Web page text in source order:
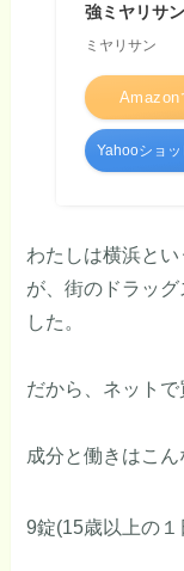
強ミヤリサ
ミヤリサン
Amazon
Yahooショッ
わたしは横浜と
が、街のドラッ
した。
だから、ネットで
成分と働きはこん
9錠(15歳以上の１